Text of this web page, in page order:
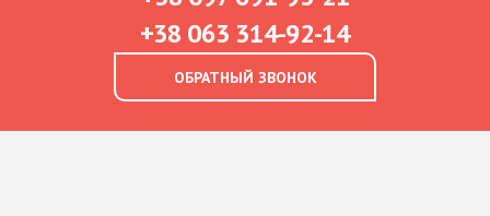
+38 063 314-92-14
ОБРАТНЫЙ ЗВОНОК